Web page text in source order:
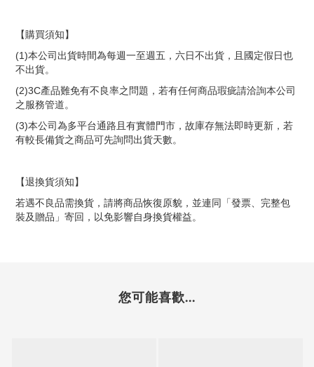
【購買須知】
(1)本公司出貨時間為每週一至週五，六日不出貨，且國定假日也
不出貨。
(2)3C產品難免有不良率之問題，若有任何商品瑕疵請洽詢本公司
之服務管道。
(3)本公司為多平台通路且有實體門市，故庫存無法即時更新，若
有較長備貨之商品可先詢問出貨天數。
【退換貨須知】
若遇不良品需換貨，請將商品恢復原貌，並連同「發票、完整包
裝及贈品」寄回，以免影響自身換貨權益。
您可能喜歡...